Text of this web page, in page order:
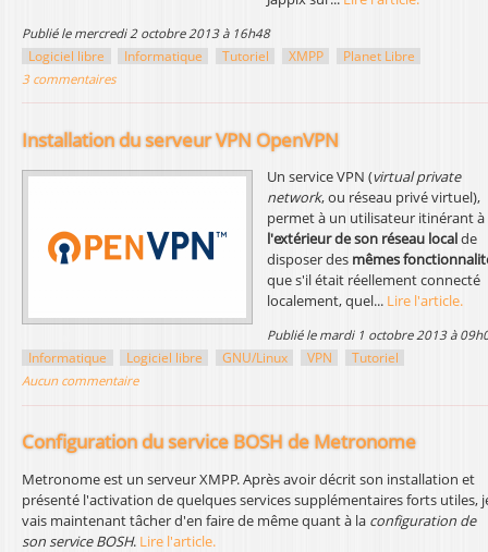
publié le mercredi 2 octobre 2013 à 16h48
Logiciel libre
Informatique Tutoriel XMPP
Planet Libre
3 commentaires
Installation du serveur VPN OpenVPN
Un service VPN (virtual private
network, ou réseau privé virtuel),
permet à un utilisateur itinérant à
l'extérieur de son réseau localde
disposer des mêmes
que s'il était réellement connecté
localement, quel... Lire l'article.
publié le mardi 1 octobre 2013 à
Informatique
Logiciel libre GNU/Linux VPN
Tutoriel
Aucun commentaire
Configuration du service BOSH de Metronome
Metronome est un serveur XMPP. Après avoir décrit son installation et
présenté l'activation de quelques services supplémentaires forts utiles,
vais maintenant tâcher d'en faire de même quant à la configuration de
son service BOSH. Lire l'article.